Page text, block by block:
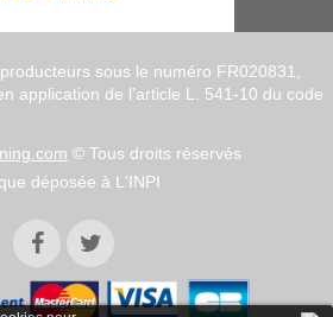
sous le numéro FR020831,
application de l’article L. 541-10 du code
© Tous droits réservés
déposée à L'INPI